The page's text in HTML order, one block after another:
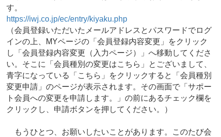
す。
https://iwj.co.jp/ec/entry/kiyaku.php
（会員登録いただいたメールアドレスとパスワードでログ
インの上、MYページの「会員登録内容変更」をクリック
し「会員登録内容変更（入力ページ）」へ移動してくださ
い。そこに「会員種別の変更はこちら」とございまして、
青字になっている「こちら」をクリックすると「会員種別
変更申請」のページが表示されます。その画面で「サポー
ト会員への変更を申請します。」の前にあるチェック欄を
クリックし、申請ボタンを押してください。）
もうひとつ、お願いしたいことがあります。このたび会